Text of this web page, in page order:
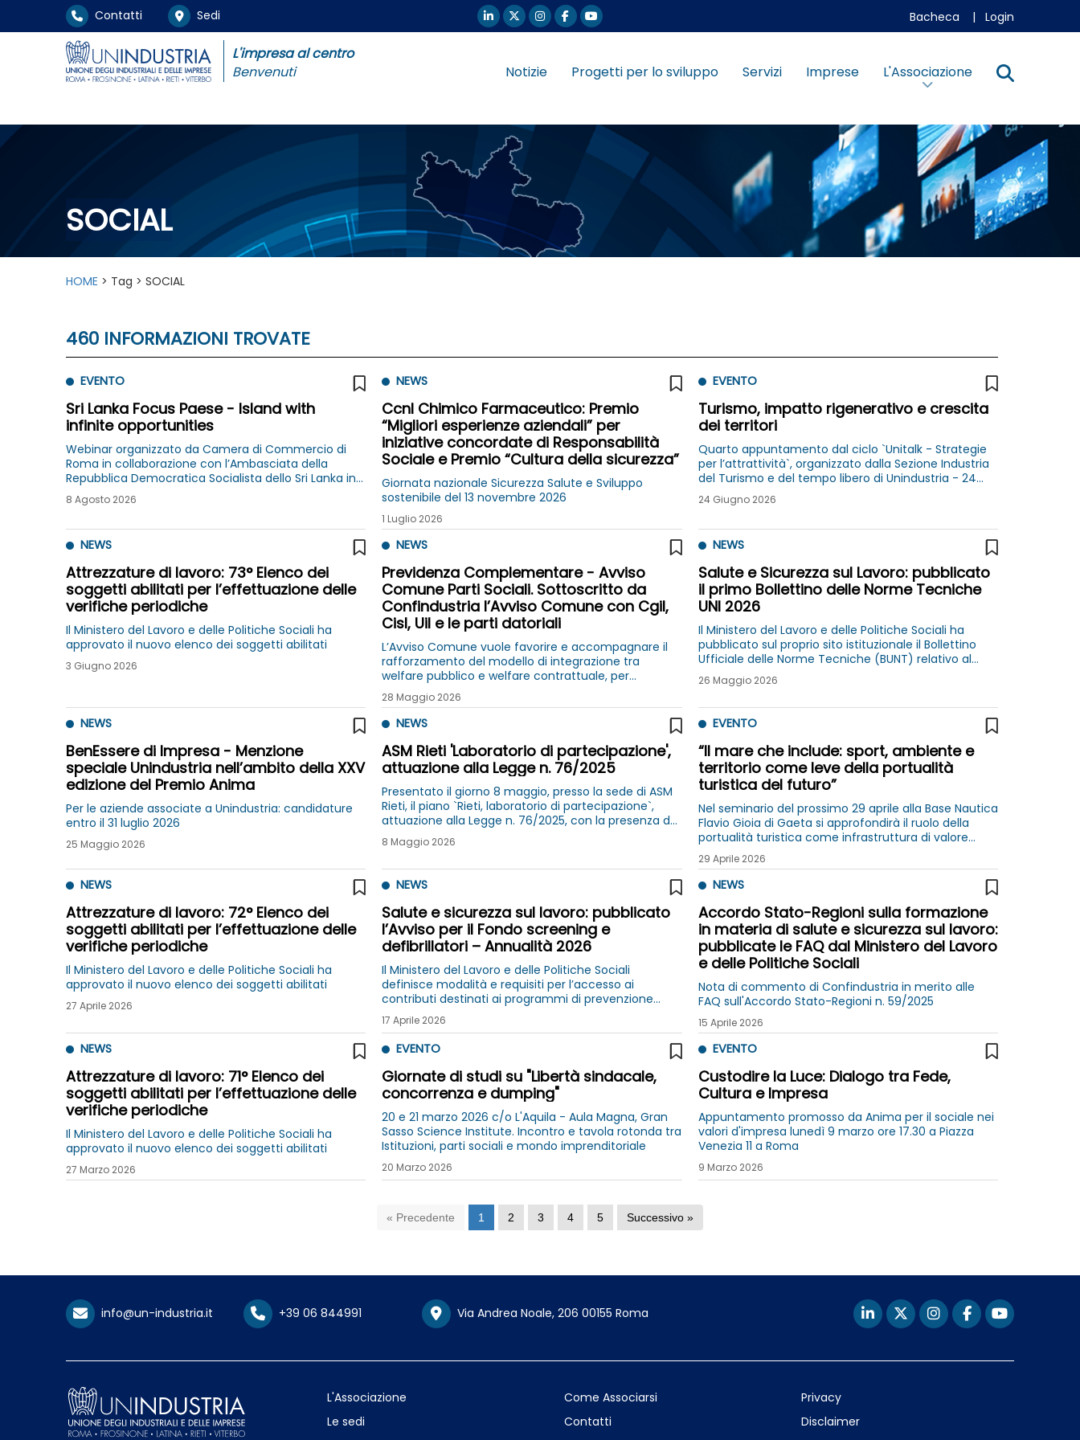
Contatti Sedi Bacheca | Login
L'impresa al centro
Benvenuti
Notizie Progetti per lo sviluppo Servizi Imprese L'Associazione
SOCIAL
HOME > Tag > SOCIAL
460 INFORMAZIONI TROVATE
EVENTO
Sri Lanka Focus Paese - Island with
infinite opportunities
Webinar organizzato da Camera di Commercio di
Roma in collaborazione con l’Ambasciata della
Repubblica Democratica Socialista dello Sri Lanka in
Italia
8 Agosto 2026
NEWS
Ccnl Chimico Farmaceutico: Premio
“Migliori esperienze aziendali” per
iniziative concordate di Responsabilità
Sociale e Premio “Cultura della sicurezza”
Giornata nazionale Sicurezza Salute e Sviluppo
sostenibile del 13 novembre 2026
1 Luglio 2026
EVENTO
Turismo, impatto rigenerativo e crescita
dei territori
Quarto appuntamento dal ciclo `Unitalk - Strategie
per l’attrattività`, organizzato dalla Sezione Industria
del Turismo e del tempo libero di Unindustria - 24
giugno 2026 c/o The Social Hub
24 Giugno 2026
NEWS
Attrezzature di lavoro: 73° Elenco dei
soggetti abilitati per l’effettuazione delle
verifiche periodiche
Il Ministero del Lavoro e delle Politiche Sociali ha
approvato il nuovo elenco dei soggetti abilitati
3 Giugno 2026
NEWS
Previdenza Complementare - Avviso
Comune Parti Sociali. Sottoscritto da
Confindustria l’Avviso Comune con Cgil,
Cisl, Uil e le parti datoriali
L’Avviso Comune vuole favorire e accompagnare il
rafforzamento del modello di integrazione tra
welfare pubblico e welfare contrattuale, per
garantire la solidità del sistema dei fondi pensione
negoziali e del welfare contrattuale in genere
28 Maggio 2026
NEWS
Salute e Sicurezza sul Lavoro: pubblicato
il primo Bollettino delle Norme Tecniche
UNI 2026
Il Ministero del Lavoro e delle Politiche Sociali ha
pubblicato sul proprio sito istituzionale il Bollettino
Ufficiale delle Norme Tecniche (BUNT) relativo al
primo trimestre 2026
26 Maggio 2026
NEWS
BenEssere di Impresa - Menzione
speciale Unindustria nell’ambito della XXV
edizione del Premio Anima
Per le aziende associate a Unindustria: candidature
entro il 31 luglio 2026
25 Maggio 2026
NEWS
ASM Rieti 'Laboratorio di partecipazione',
attuazione alla Legge n. 76/2025
Presentato il giorno 8 maggio, presso la sede di ASM
Rieti, il piano `Rieti, laboratorio di partecipazione`,
attuazione alla Legge n. 76/2025, con la presenza del
Ministro del lavoro e delle politiche sociali della
Repubblica Italiana, Marina Calderone
8 Maggio 2026
EVENTO
“Il mare che include: sport, ambiente e
territorio come leve della portualità
turistica del futuro”
Nel seminario del prossimo 29 aprile alla Base Nautica
Flavio Gioia di Gaeta si approfondirà il ruolo della
portualità turistica come infrastruttura di valore
sociale, culturale e ambientale
29 Aprile 2026
NEWS
Attrezzature di lavoro: 72° Elenco dei
soggetti abilitati per l’effettuazione delle
verifiche periodiche
Il Ministero del Lavoro e delle Politiche Sociali ha
approvato il nuovo elenco dei soggetti abilitati
27 Aprile 2026
NEWS
Salute e sicurezza sul lavoro: pubblicato
l’Avviso per il Fondo screening e
defibrillatori – Annualità 2026
Il Ministero del Lavoro e delle Politiche Sociali
definisce modalità e requisiti per l’accesso ai
contributi destinati ai programmi di prevenzione
sanitaria e all’acquisto di DAE da parte delle imprese
17 Aprile 2026
NEWS
Accordo Stato-Regioni sulla formazione
in materia di salute e sicurezza sul lavoro:
pubblicate le FAQ dal Ministero del Lavoro
e delle Politiche Sociali
Nota di commento di Confindustria in merito alle
FAQ sull'Accordo Stato-Regioni n. 59/2025
15 Aprile 2026
NEWS
Attrezzature di lavoro: 71° Elenco dei
soggetti abilitati per l’effettuazione delle
verifiche periodiche
Il Ministero del Lavoro e delle Politiche Sociali ha
approvato il nuovo elenco dei soggetti abilitati
27 Marzo 2026
EVENTO
Giornate di studi su "Libertà sindacale,
concorrenza e dumping"
20 e 21 marzo 2026 c/o L'Aquila - Aula Magna, Gran
Sasso Science Institute. Incontro e tavola rotonda tra
Istituzioni, parti sociali e mondo imprenditoriale
20 Marzo 2026
EVENTO
Custodire la Luce: Dialogo tra Fede,
Cultura e Impresa
Appuntamento promosso da Anima per il sociale nei
valori d'impresa lunedì 9 marzo ore 17.30 a Piazza
Venezia 11 a Roma
9 Marzo 2026
« Precedente 1 2 3 4 5 Successivo »
info@un-industria.it +39 06 844991 Via Andrea Noale, 206 00155 Roma
L'Associazione
Le sedi
Come Associarsi
Contatti
Privacy
Disclaimer